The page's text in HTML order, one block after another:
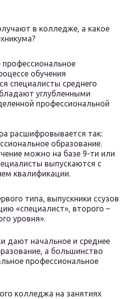
в колледже, а какое
обучения
специалисты среднего
углубленными
профессиональной
расшифровывается так:
образование.
можно на базе 9-ти или
выпускаются с
квалификации.
типа, выпускники ссузов
«специалист», второго –
уровня».
дают начальное и среднее
а большинство
профессиональное
колледжа на занятиях